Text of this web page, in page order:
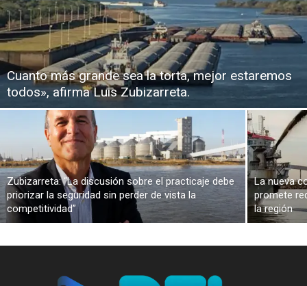
Cuanto más grande sea la torta, mejor estaremos
todos», afirma Luis Zubizarreta.
Zubizarreta: “La discusión sobre el practicaje debe
priorizar la seguridad sin perder de vista la
competitividad”
La nueva
promete
la región